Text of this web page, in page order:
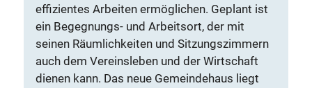
effizientes Arbeiten ermöglichen. Geplant ist
ein Begegnungs- und Arbeitsort, der mit
seinen Räumlichkeiten und Sitzungszimmern
auch dem Vereinsleben und der Wirtschaft
dienen kann. Das neue Gemeindehaus liegt